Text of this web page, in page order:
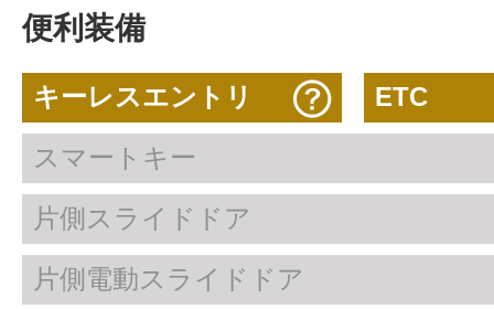
便利装備
キーレスエントリ ETC
スマートキー
片側スライドドア
片側電動スライドドア